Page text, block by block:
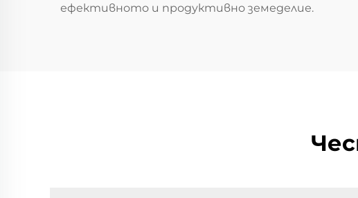
ефективното и продуктивно земеделие.